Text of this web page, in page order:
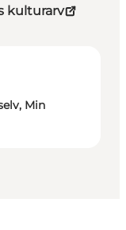
kulturarv
Min